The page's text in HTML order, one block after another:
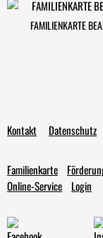
Kontakt Datenschutz
Familienkarte
Online-Service
Login
FAMILIENKARTE